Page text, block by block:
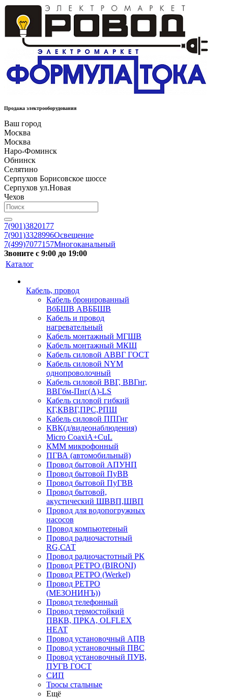
Продажа электрооборудования
Ваш город
Москва
Москва
Наро-Фоминск
Обнинск
Селятино
Серпухов Борисовское шоссе
Серпухов ул.Новая
Чехов
7(901)3820177
7(901)3328996Освещение
7(499)7077157Многоканальный
Звоните с 9:00 до 19:00
Каталог
Кабель, провод
Кабель бронированный
ВбБШВ АВББШВ
Кабель и провод
нагревательный
Кабель монтажный МГШВ
Кабель монтажный МКШ
Кабель силовой АВВГ ГОСТ
Кабель силовой NYM
однопроволочный
Кабель силовой ВВГ, ВВГнг,
ВВГбм-Пнг(А)-LS
Кабель силовой гибкий
КГ,КВВГ,ПРС,РПШ
Кабель силовой ППГнг
КВК(д/видеонаблюдения)
Micro CoaxiA+CuL
КММ микрофонный
ПГВА (автомобильный)
Провод бытовой АПУНП
Провод бытовой ПуВВ
Провод бытовой ПуГВВ
Провод бытовой,
акустический ШВВП,ШВП
Провод для водопогружных
насосов
Провод компьютерный
Провод радиочастотный
RG,САТ
Провод радиочастотный РК
Провод РЕТРО (BIRONI)
Провод РЕТРО (Werkel)
Провод РЕТРО
(МЕЗОНИНЪ))
Провод телефонный
Провод термостойкий
ПВКВ, ПРКА, OLFLEX
HEAT
Провод установочный АПВ
Провод установочный ПВС
Провод установочный ПУВ,
ПУГВ ГОСТ
СИП
Тросы стальные
Ещё